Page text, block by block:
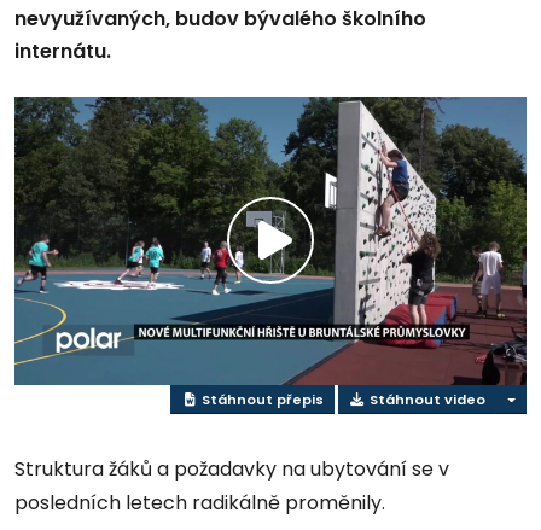
nevyužívaných, budov bývalého školního
internátu.
Přehrát
video
Stáhnout přepis Stáhnout video
Struktura žáků a požadavky na ubytování se v
posledních letech radikálně proměnily.